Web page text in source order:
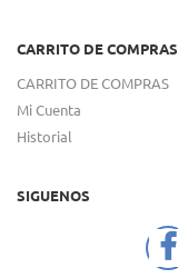
CARRITO DE COMPRAS
CARRITO DE COMPRAS
Mi Cuenta
Historial
SIGUENOS